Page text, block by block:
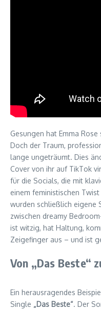
Gesungen hat Emma
Doch der Traum,
lange ungeträumt. Dies
Cover von ihr auf TikTok
für die Socials, die mit
einem feministischen
wurden schließlich eigene
zwischen dreamy
ist witzig, hat Haltung,
Zeigefinger aus – und ist
Von „Das Beste“
Ein herausragendes
Single „Das Beste“. Der